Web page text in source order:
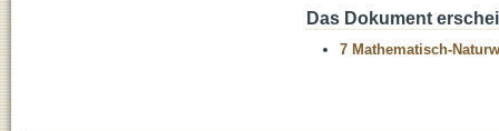
Das Dokument
7 Mathematisch-